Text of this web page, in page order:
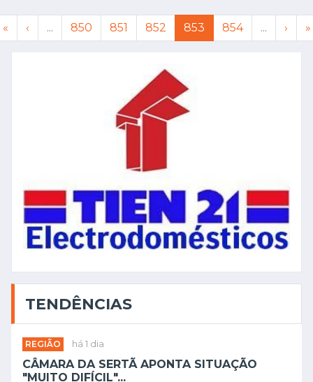
« ‹ ... 850 851 852 853 854 ... › »
TENDÊNCIAS
REGIÃO há 1 dia
CÂMARA DA SERTÃ APONTA SITUAÇÃO
"MUITO DIFÍCIL"...